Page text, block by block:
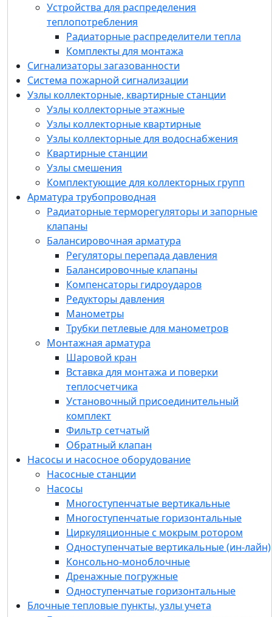
Устройства для распределения
теплопотребления
Радиаторные распределители тепла
Комплекты для монтажа
Сигнализаторы загазованности
Система пожарной сигнализации
Узлы коллекторные, квартирные станции
Узлы коллекторные этажные
Узлы коллекторные квартирные
Узлы коллекторные для водоснабжения
Квартирные станции
Узлы смешения
Комплектующие для коллекторных групп
Арматура трубопроводная
Радиаторные терморегуляторы и запорные
клапаны
Балансировочная арматура
Регуляторы перепада давления
Балансировочные клапаны
Компенсаторы гидроударов
Редукторы давления
Манометры
Трубки петлевые для манометров
Монтажная арматура
Шаровой кран
Вставка для монтажа и поверки
теплосчетчика
Установочный присоединительный
комплект
Фильтр сетчатый
Обратный клапан
Насосы и насосное оборудование
Насосные станции
Насосы
Многоступенчатые вертикальные
Многоступенчатые горизонтальные
Циркуляционные с мокрым ротором
Одноступенчатые вертикальные (ин-лайн)
Консольно-моноблочные
Дренажные погружные
Одноступенчатые горизонтальные
Блочные тепловые пункты, узлы учета
Квартирные станции
Узлы коллекторные для водоснабжения
Узлы коллекторные квартирные
Узлы коллекторные этажные
Узлы смешения
Комплектующие для коллекторных групп
Арматура трубопроводная
Радиаторные терморегуляторы и запорные
клапаны
Балансировочная арматура
Регуляторы перепада давления
Балансировочные клапаны
Компенсаторы гидроударов
Редукторы давления
Манометры
Трубки петлевые для манометров
Монтажная арматура
Шаровой кран
Вставка для монтажа и поверки
теплосчетчика
Установочный присоединительный
комплект
Фильтр сетчатый
Обратный клапан
Насосы и насосное оборудование
Насосные станции
Насосы
Многоступенчатые вертикальные
Многоступенчатые горизонтальные
Циркуляционные с мокрым ротором
Одноступенчатые вертикальные (ин-
лайн)
Консольно-моноблочные
Дренажные погружные
Одноступенчатые горизонтальные
Блочные тепловые пункты, узлы учета
Блочные индивидуальные тепловые пункты
Вводные узлы учёта
Трубы РЕ-Ха и фитинги
Трубы РЕ-Ха
Трубы гофрированные защитные